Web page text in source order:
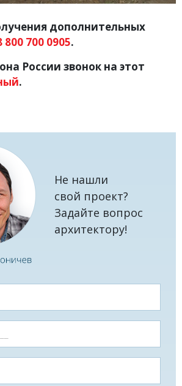
дополнительных
800 700 0905.
России звонок на этот
.
Не нашли
свой проект?
Задайте вопрос
архитектору!